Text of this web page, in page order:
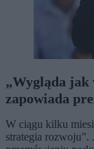
„Wygląda jak
zapowiada
W ciągu kilku
strategia